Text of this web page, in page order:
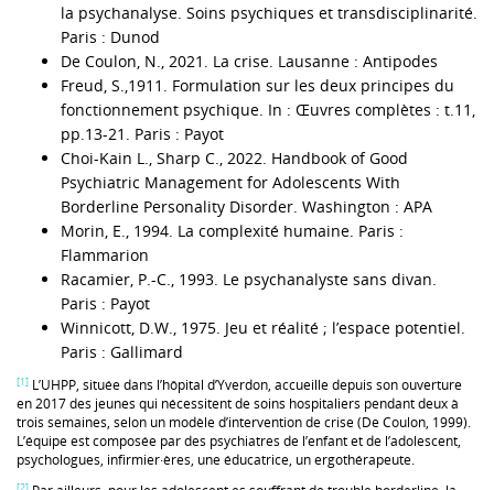
la psychanalyse. Soins psychiques et transdisciplinarité.
Paris : Dunod
De Coulon, N., 2021. La crise. Lausanne : Antipodes
Freud, S.,1911. Formulation sur les deux principes du
fonctionnement psychique. In : Œuvres complètes : t.11,
pp.13-21. Paris : Payot
Choi-Kain L., Sharp C., 2022. Handbook of Good
Psychiatric Management for Adolescents With
Borderline Personality Disorder. Washington : APA
Morin, E., 1994. La complexité humaine. Paris :
Flammarion
Racamier, P.-C., 1993. Le psychanalyste sans divan.
Paris : Payot
Winnicott, D.W., 1975. Jeu et réalité ; l’espace potentiel.
Paris : Gallimard
[1] L’UHPP, située dans l’hôpital d’Yverdon, accueille depuis son ouverture
en 2017 des jeunes qui nécessitent de soins hospitaliers pendant deux à
trois semaines, selon un modèle d’intervention de crise (De Coulon, 1999).
L’équipe est composée par des psychiatres de l’enfant et de l’adolescent,
psychologues, infirmier·ères, une éducatrice, un ergothérapeute.
[2]